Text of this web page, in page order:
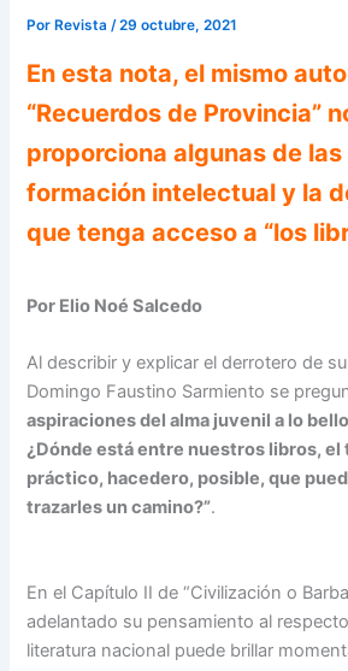
Por Revista/29 octubre, 2021
En esta nota, el mismo
“Recuerdos de Provincia”
proporciona algunas de
formación intelectual y la
que tenga acceso a “los
Por Elio Noé Salcedo
Al describir y explicar el derrotero de
Domingo Faustino Sarmiento se
aspiraciones del alma juvenil a lo
¿Dónde está entre nuestros libros, el
práctico, hacedero, posible, que
trazarles un camino?”.
En el Capítulo II de “Civilización o
adelantado su pensamiento al
literatura nacional puede brillar